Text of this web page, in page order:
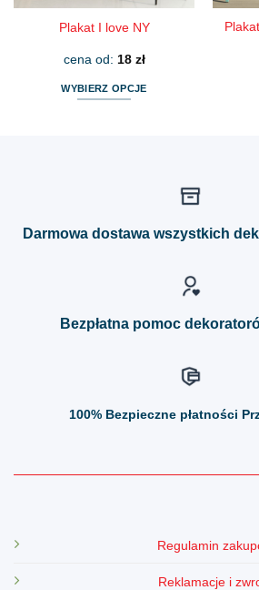
Plakat I love NY
cena od: 18 zł
WYBIERZ OPCJE
wybrać
Darmowa dostawa wszystkich
Bezpłatna pomoc
100% Bezpieczne płatności
Regulamin
Reklamacje i